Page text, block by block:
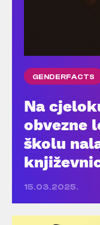
GENDERFACTS
Na
obvezne
školu
15.03.2025.